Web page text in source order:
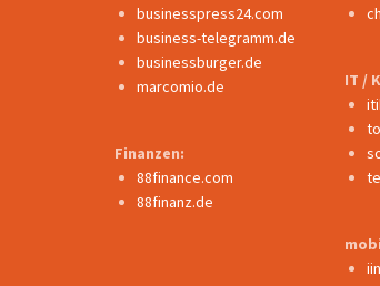
businesspress24.com
business-telegramm.de
businessburger.de
marcomio.de
Finanzen:
88finance.com
88finanz.de
IT /